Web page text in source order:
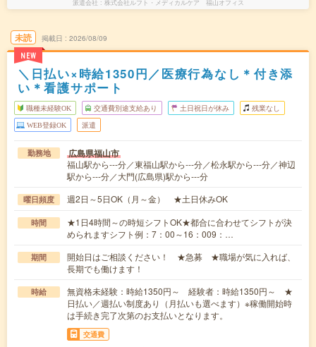
派遣会社 株式会社ルフト・メディカルケア 福山オフィス
未読
NEW
掲載日 2026/08/09
＼日払い×時給1350円／医療行為なし＊付き添
い＊看護サポート
職種未経験OK 交通費別途支給あり 土日祝日が休み 残業なし
WEB登録OK 派遣
勤務地 広島県福山市
福山駅から---分／東福山駅から---分／松永駅から---分／神辺
駅から---分／大門(広島県)駅から---分
曜日頻度 週2日～5日OK（月～金） ★土日休みOK
時間
★1日4時間～の時短シフトOK★都合に合わせてシフトが決
められますシフト例：7：00～16：009：…
期間
開始日はご相談ください！ ★急募 ★職場が気に入れば、
長期でも働けます！
時給
無資格未経験：時給1350円～ 経験者：時給1350円～ ★
日払い／週払い制度あり（月払いも選べます）※稼働開始時
は手続き完了次第のお支払いとなります。
交通費